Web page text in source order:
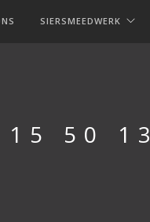
SIERSMEEDWERK
50 13